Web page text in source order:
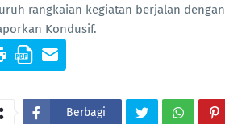
rangkaian kegiatan berjalan
Kondusif.
Berbagi